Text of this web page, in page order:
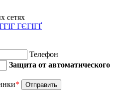
сетях
Телефон
Защита от автоматического
*